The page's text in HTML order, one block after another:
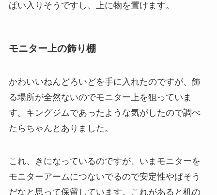
ぱい入りそうですし、上に物を置けます。
モニター上の飾り棚
かわいいねんどろいどを手に入れたのですが、飾
る場所が全然ないのでモニター上を狙っていま
す。キングジムであったような気がしたので調べ
たらちゃんとありました。
これ、きになっているのですが、いまモニターを
モニターアームにつないでるので安定性やばそう
だなと思って保留しています。これがあると机の